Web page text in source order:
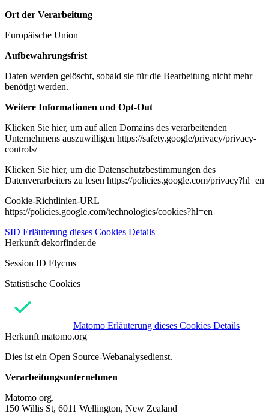
Ort der Verarbeitung
Europäische Union
Aufbewahrungsfrist
Daten werden gelöscht, sobald sie für die Bearbeitung nicht mehr
benötigt werden.
Weitere Informationen und Opt-Out
Klicken Sie hier, um auf allen Domains des verarbeitenden
Unternehmens auszuwilligen https://safety.google/privacy/privacy-
controls/
Klicken Sie hier, um die Datenschutzbestimmungen des
Datenverarbeiters zu lesen https://policies.google.com/privacy?hl=en
Cookie-Richtlinien-URL
https://policies.google.com/technologies/cookies?hl=en
SID Erläuterung dieses Cookies Details
Herkunft dekorfinder.de
Session ID Flycms
Statistische Cookies
Matomo Erläuterung dieses Cookies Details
Herkunft matomo.org
Dies ist ein Open Source-Webanalysedienst.
Verarbeitungsunternehmen
Matomo org.
150 Willis St, 6011 Wellington, New Zealand